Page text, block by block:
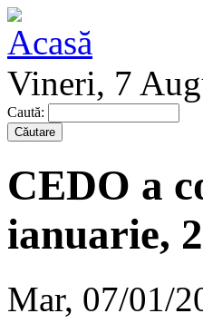
Vineri, 7
Caută:
CEDO a
ianuarie,
Mar, 07/01/